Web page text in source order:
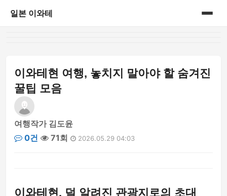
일본 이와테
이와테현 여행, 놓치지 말아야 할 숨겨진
꿀팁 모음
여행작가 김도윤
0건
71회 2026.05.29 04:03
이와테현, 덜 알려진 관광지로의 초대